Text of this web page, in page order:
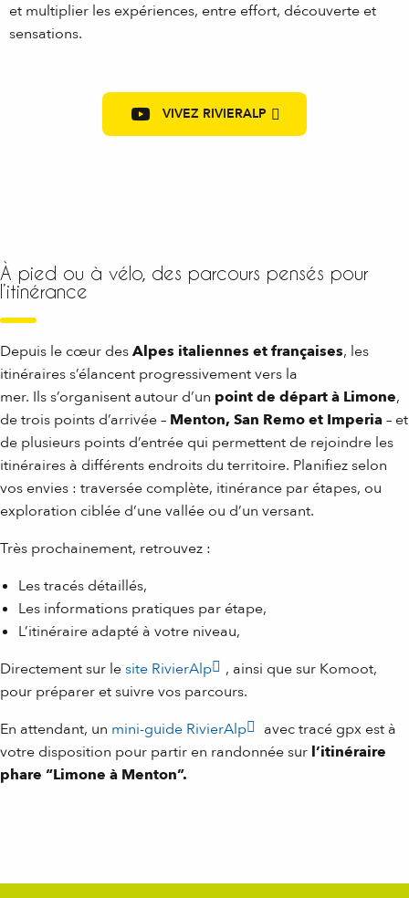
et multiplier les expériences, entre effort, découverte et
sensations.
VIVEZ RIVIERALP
À pied ou à vélo, des parcours pensés pour
l’itinérance
Depuis le cœur desAlpes italiennes et françaises, les
itinéraires s’élancent progressivement vers la
mer. Ils s’organisent autour d’un point de départ à Limone,
de trois points d’arrivée – Menton, San Remo et Imperia– et
de plusieurs points d’entrée qui permettent de rejoindre les
itinéraires à différents endroits du territoire. Planifiez selon
vos envies : traversée complète, itinérance par étapes, ou
exploration ciblée d’une vallée ou d’un versant.
Très prochainement, retrouvez :
Les tracés détaillés,
Les informations pratiques par étape,
L’itinéraire adapté à votre niveau,
Directement sur lesite RivierAlp
, ainsi que sur Komoot,
pour préparer et suivre vos parcours.
En attendant, un mini-guide RivierAlp
avec tracé gpx est à
votre disposition pour partir en randonnée sur l’itinéraire
phare “Limone à Menton”.